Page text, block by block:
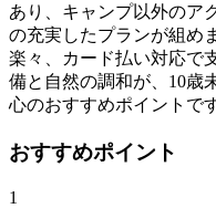
あり、キャンプ以外のア
の充実したプランが組め
楽々、カード払い対応で
備と自然の調和が、10歳
心のおすすめポイントです
おすすめポイント
1